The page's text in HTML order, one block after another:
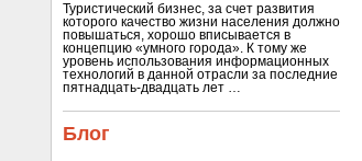
Туристический бизнес, за счет развития
которого качество жизни населения должно
повышаться, хорошо вписывается в
концепцию «умного города». К тому же
уровень использования информационных
технологий в данной отрасли за последние
пятнадцать-двадцать лет …
Блог